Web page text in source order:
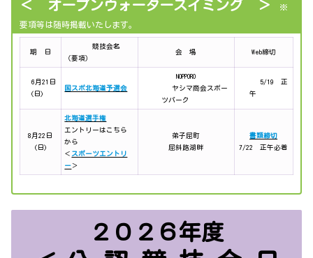
＜ オープンウォータースイミング ＞ ※
要項等は随時掲載いたします。
期 日
競技会名
（要項）
会 場 Web締切
6月21日
(日)
国スポ北海道予選会
NOPPORO
ヤシマ商会スポー
ツパーク
5/19 正
午
8月22日
(日)
北海道選手権
エントリーはこちら
から
＜ スポーツエントリ
ー＞
弟子屈町
屈斜路湖畔
書類締切
7/22 正午必着
２０２６年度